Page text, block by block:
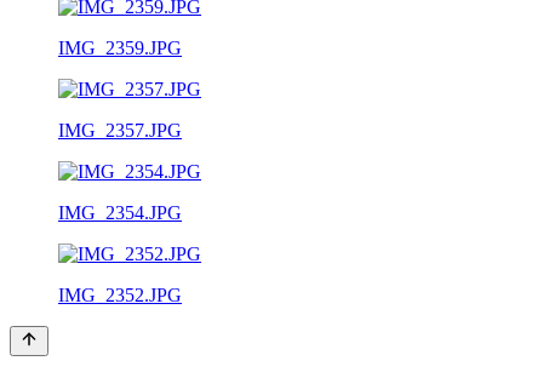
IMG_2359.JPG
IMG_2357.JPG
IMG_2354.JPG
IMG_2352.JPG